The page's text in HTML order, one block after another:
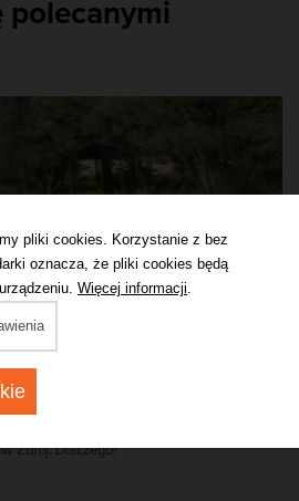
- dojazd, trasy, termin,
w ostatnich latach atrakcji
Zdrój. Dlaczego?
pliki cookies. Korzystanie z bez
oznacza, że pliki cookies będą
Więcej informacji